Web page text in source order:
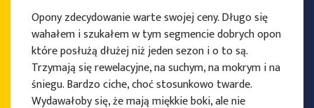
Opony zdecydowanie warte swojej ceny. Długo się
wahałem i szukałem w tym segmencie dobrych opon
które posłużą dłużej niż jeden sezon i o to są.
Trzymają się rewelacyjne, na suchym, na mokrym i na
śniegu. Bardzo ciche, choć stosunkowo twarde.
Wydawałoby się, że mają miękkie boki, ale nie